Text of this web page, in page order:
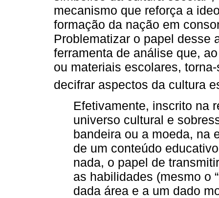
mecanismo que reforça a
formação da nação em
Problematizar o papel desse
ferramenta de análise que,
ou materiais escolares,
decifrar aspectos da cultura
Efetivamente, inscrito na
universo cultural e
bandeira ou a moeda, na
de um conteúdo
nada, o papel de
as habilidades (mesmo o
dada área e a um dado